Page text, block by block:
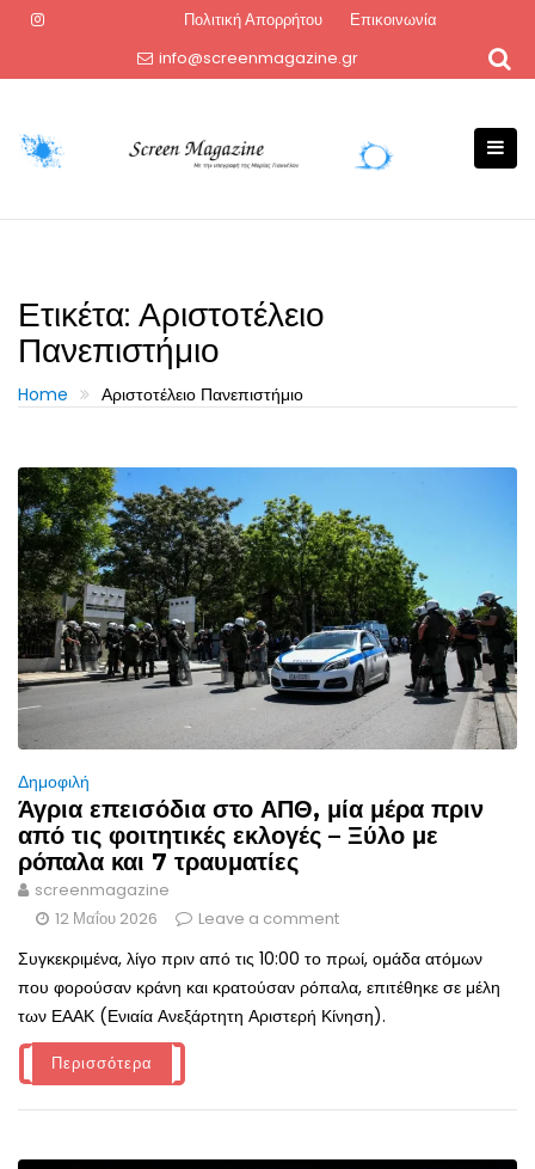
Πολιτική Απορρήτου
Επικοινωνία
info@screenmagazine.gr
Ετικέτα: Αριστοτέλειο
Πανεπιστήμιο
Home Αριστοτέλειο Πανεπιστήμιο
Δημοφιλή
Άγρια επεισόδια στο ΑΠΘ, μία μέρα πριν
από τις φοιτητικές εκλογές – Ξύλο με
ρόπαλα και 7 τραυματίες
screenmagazine
12 Μαΐου 2026
Leave a comment
Συγκεκριμένα, λίγο πριν από τις 10:00 το πρωί, ομάδα ατόμων
που φορούσαν κράνη και κρατούσαν ρόπαλα, επιτέθηκε σε μέλη
των ΕΑΑΚ (Ενιαία Ανεξάρτητη Αριστερή Κίνηση).
Περισσότερα